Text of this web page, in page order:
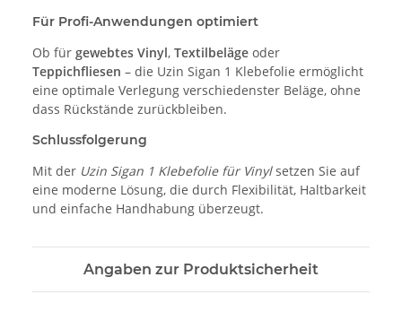
Für Profi-Anwendungen optimiert
Ob für gewebtes Vinyl, Textilbeläge oder
Teppichfliesen – die Uzin Sigan 1 Klebefolie ermöglicht
eine optimale Verlegung verschiedenster Beläge, ohne
dass Rückstände zurückbleiben.
Schlussfolgerung
Mit der Uzin Sigan 1 Klebefolie für Vinylsetzen Sie auf
eine moderne Lösung, die durch Flexibilität, Haltbarkeit
und einfache Handhabung überzeugt.
Angaben zur Produktsicherheit